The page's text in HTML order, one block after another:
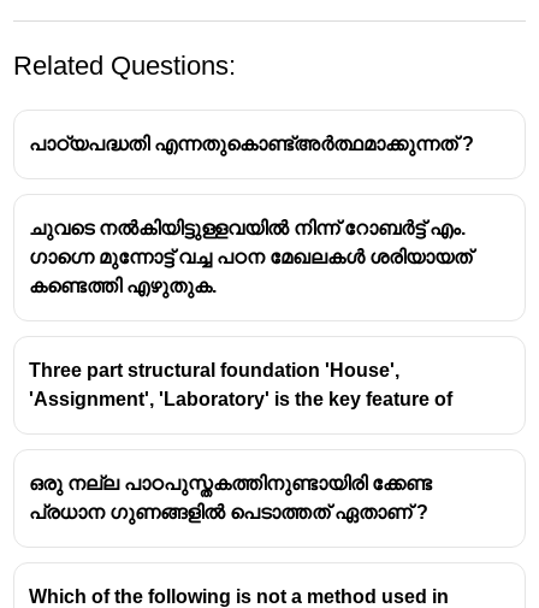
Inferring is the process of making an educated
guess or reaching a conclusion based on a
combination of evidence and prior knowledge.
about "reading between the lines" to understand
something that isn't explicitly said.
studying the migration of birds is Inferring
Related Questions:
പാഠ്യപദ്ധതി എന്നതുകൊണ്ട്അർത്ഥമാക്കുന്നത് ?
ചുവടെ നൽകിയിട്ടുള്ളവയിൽ നിന്ന് റോബർട്ട് എം.
ഗാഗ്നെ മുന്നോട്ട് വച്ച പഠന മേഖലകൾ ശരിയായത്
കണ്ടെത്തി എഴുതുക.
Three part structural foundation 'House',
'Assignment', 'Laboratory' is the key feature of
ഒരു നല്ല പാഠപുസ്തകത്തിനുണ്ടായിരി ക്കേണ്ട
പ്രധാന ഗുണങ്ങളിൽ പെടാത്തത് ഏതാണ് ?
Which of the following is not a method used in